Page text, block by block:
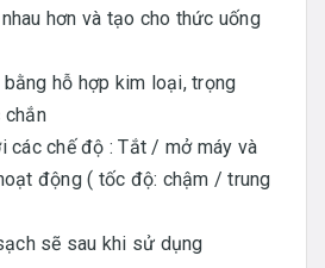
hơn và tạo cho thức uống
hỗ hợp kim loại, trọng
chắn
các chế độ : Tắt / mở máy và
động ( tốc độ: chậm / trung
sẽ sau khi sử dụng